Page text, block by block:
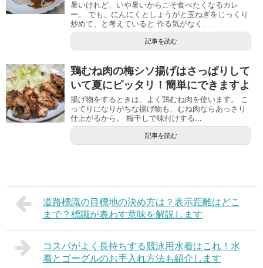
暑いけれど、いや暑いからこそ食べたくなるカレ
ー。 でも、にんにくとしょうがと玉ねぎをじっくり
炒めて、と考えていると 作る気がなく...
記事を読む
鶏むね肉の梅シソ揚げはさっぱりして
いて夏にピッタリ！簡単にできますよ
揚げ物をするときは、よく鶏むね肉を使います。 こ
ってりになりがちな揚げ物も、むね肉ならあっさり
仕上がるから。 梅干しで味付けする...
記事を読む
道路標識の目標地の決め方は？表示距離はどこ
まで？標識が表わす意味を解説します
コスパがよく長持ちする競泳用水着はこれ！水
着とゴーグルのお手入れ方法も紹介します